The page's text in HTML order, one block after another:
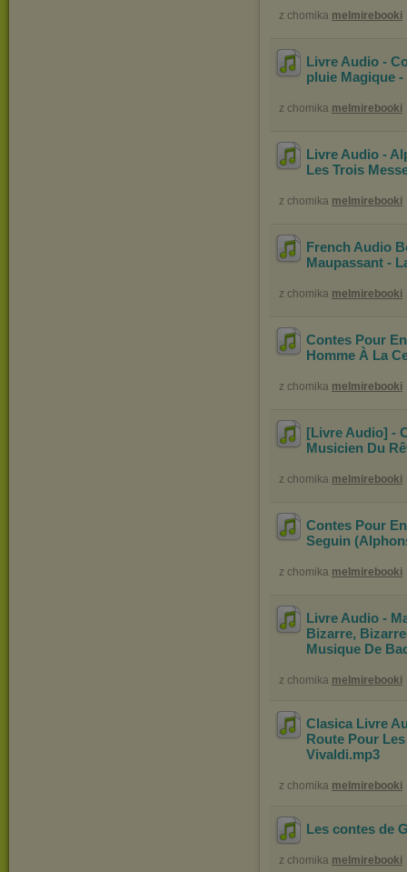
z chomika melmirebooki
Livre Audio -
pluie Magique
z chomika melmirebooki
Livre Audio -
Les Trois
z chomika melmirebooki
French Audio
Maupassant -
z chomika melmirebooki
Contes Pour
Homme À La
z chomika melmirebooki
[Livre Audio] -
Musicien Du
z chomika melmirebooki
Contes Pour
Seguin
z chomika melmirebooki
Livre Audio -
Bizarre,
Musique De
z chomika melmirebooki
Clasica Livre
Route Pour
Vivaldi.mp3
z chomika melmirebooki
Les contes de
z chomika melmirebooki